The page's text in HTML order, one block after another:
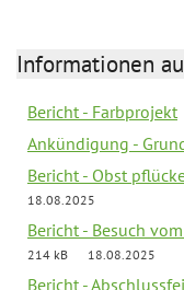
Informationen
Bericht - Farbprojekt
Ankündigung -
Bericht - Obst
18.08.2025
Bericht - Besuch
214 kB
18.08.2025
Bericht -